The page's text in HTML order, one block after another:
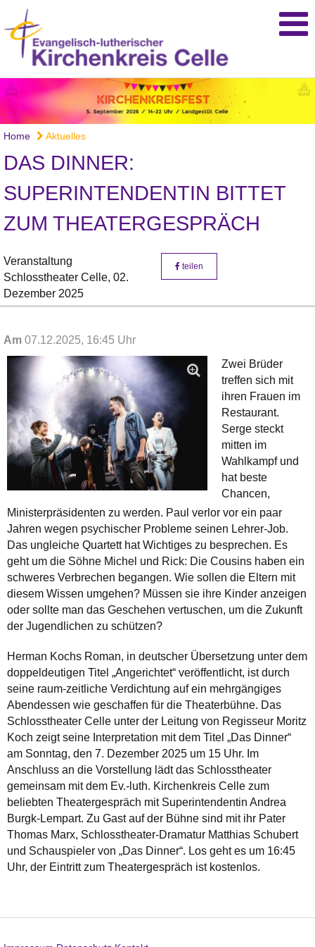
Home Aktuelles
DAS DINNER:
SUPERINTENDENTIN BITTET
ZUM THEATERGESPRÄCH
Veranstaltung
Schlosstheater Celle, 02.
Dezember 2025
teilen
Am 07.12.2025, 16:45 Uhr
Zwei Brüder
treffen sich mit
ihren Frauen im
Restaurant.
Serge steckt
mitten im
Wahlkampf und
hat beste
Chancen,
Ministerpräsidenten zu werden. Paul verlor vor ein paar
Jahren wegen psychischer Probleme seinen Lehrer-Job.
Das ungleiche Quartett hat Wichtiges zu besprechen. Es
geht um die Söhne Michel und Rick: Die Cousins haben ein
schweres Verbrechen begangen. Wie sollen die Eltern mit
diesem Wissen umgehen? Müssen sie ihre Kinder anzeigen
oder sollte man das Geschehen vertuschen, um die Zukunft
der Jugendlichen zu schützen?
Herman Kochs Roman, in deutscher Übersetzung unter dem
doppeldeutigen Titel „Angerichtet“ veröffentlicht, ist durch
seine raum-zeitliche Verdichtung auf ein mehrgängiges
Abendessen wie geschaffen für die Theaterbühne. Das
Schlosstheater Celle unter der Leitung von Regisseur Moritz
Koch zeigt seine Interpretation mit dem Titel „Das Dinner“
am Sonntag, den 7. Dezember 2025 um 15 Uhr. Im
Anschluss an die Vorstellung lädt das Schlosstheater
gemeinsam mit dem Ev.-luth. Kirchenkreis Celle zum
beliebten Theatergespräch mit Superintendentin Andrea
Burgk-Lempart. Zu Gast auf der Bühne sind mit ihr Pater
Thomas Marx, Schlosstheater-Dramatur Matthias Schubert
und Schauspieler von „Das Dinner“. Los geht es um 16:45
Uhr, der Eintritt zum Theatergespräch ist kostenlos.